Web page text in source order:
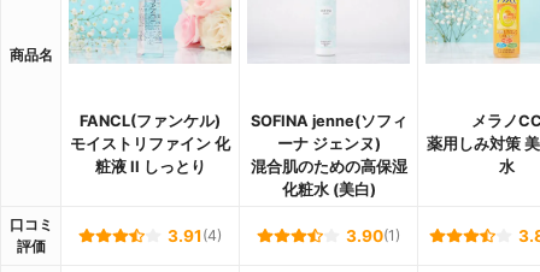
商品名
FANCL(ファンケル)
モイストリファイン 化
粧液 II しっとり
SOFINA jenne(ソフィ
ーナ ジェンヌ)
混合肌のための高保湿
化粧水 (美白)
メラノ
薬用しみ対策
水
口コミ
評価
3.91 (4) 3.90(1)